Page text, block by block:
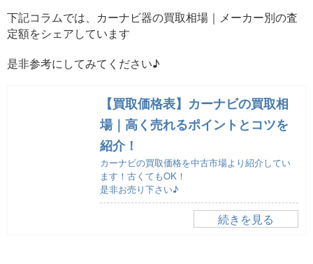
下記コラムでは、カーナビ器の買取相場｜メーカー別の査
定額をシェアしています
是非参考にしてみてください♪
【買取価格表】カーナビの買取相
場｜高く売れるポイントとコツを
紹介！
カーナビの買取価格を中古市場より紹介してい
ます！古くてもOK！
是非お売り下さい♪
続きを見る